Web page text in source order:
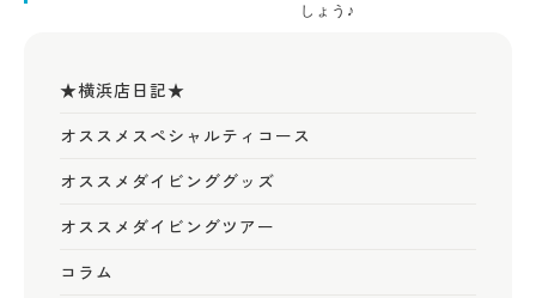
しょう♪
★横浜店日記★
オススメスペシャルティコース
オススメダイビンググッズ
オススメダイビングツアー
コラム